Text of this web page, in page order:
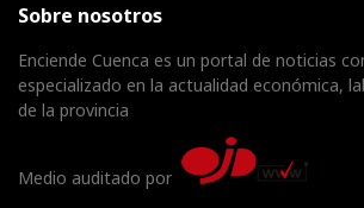
Sobre nosotros
Enciende Cuenca es un portal de noticias
especializado en la actualidad económica,
de la provincia
Medio auditado por